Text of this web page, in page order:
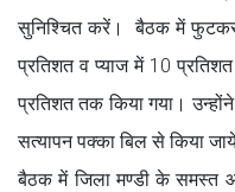
सुनिश्चित करें। बैठक में
प्रतिशत व प्याज में 10
प्रतिशत तक किया गया।
सत्यापन पक्का बिल से किया
बैठक में जिला मण्डी के समस्त